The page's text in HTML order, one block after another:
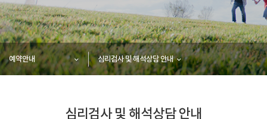
예약안내 심리검사 및 해석상담 안내
심리검사 및 해석상담 안내